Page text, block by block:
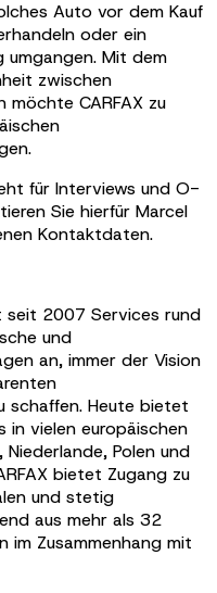
Auto vor dem Kauf
oder ein
umgangen. Mit dem
zwischen
möchte CARFAX zu
für Interviews und O-
Sie hierfür Marcel
Kontaktdaten.
seit 2007 Services rund
und
an, immer der Vision
schaffen. Heute bietet
in vielen europäischen
Polen und
bietet Zugang zu
und stetig
aus mehr als 32
im Zusammenhang mit